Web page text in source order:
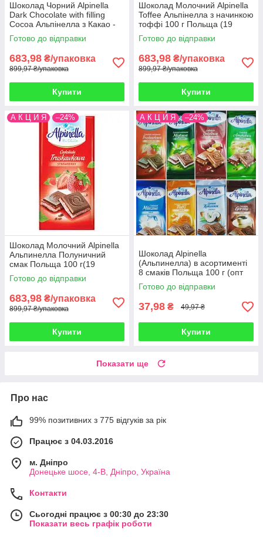
Шоколад Чорний Alpinella
Dark Chocolate with filling
Cocoa Альпінелла з Какао -
Начинкою 100 г Польща (19
шт/1 уп)
Готово до відправки
683,98 ₴/упаковка
899,97 ₴/упаковка
Купити
Шоколад Молочний Alpinella
Toffee Альпінелла з начинкою
тоффі 100 г Польща (19
шт./1уп)
Готово до відправки
683,98 ₴/упаковка
899,97 ₴/упаковка
Купити
А К Ц И Я –24%
Шоколад Молочний Alpinella
Альпинелла Полуничний
смак Польща 100 г(19
шт/1уп)
Готово до відправки
683,98 ₴/упаковка
899,97 ₴/упаковка
Купити
А К Ц И Я –24%
Шоколад Alpinella
(Альпинелла) в асортименті
8 смаків Польща 100 г (опт
24 шт)
Готово до відправки
37,98 ₴ 49,97 ₴
Купити
Показати ще
Про нас
99% позитивних з 775 відгуків за рік
Працює з 04.03.2016
м. Дніпро
Донецьке шосе, 4-В, Дніпро, Україна
Контакти
Сьогодні працює з 00:30 до 23:30
Показати весь графік роботи